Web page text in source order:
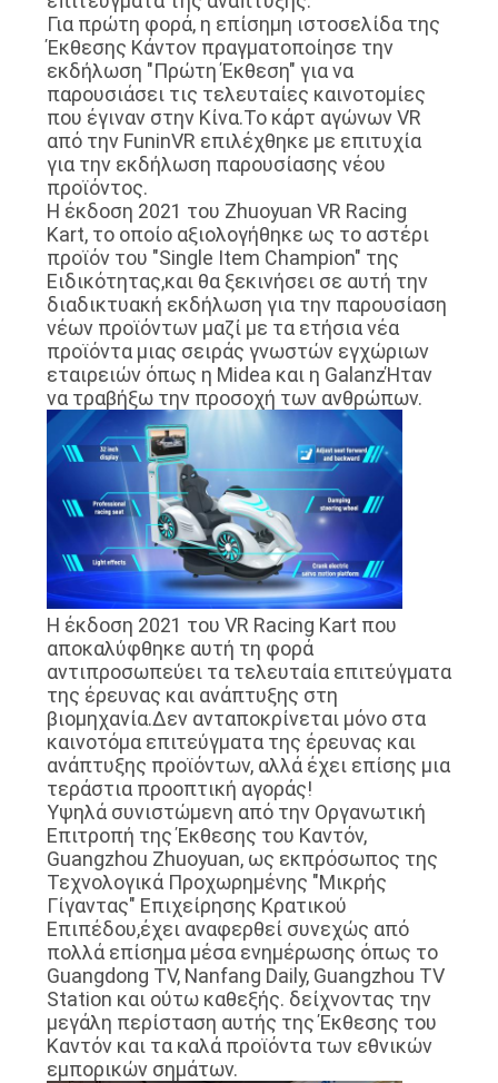
Για πρώτη φορά, η επίσημη ιστοσελίδα της
Έκθεσης Κάντον πραγματοποίησε την
εκδήλωση "Πρώτη Έκθεση" για να
παρουσιάσει τις τελευταίες καινοτομίες
που έγιναν στην Κίνα.Το κάρτ αγώνων VR
από την FuninVR επιλέχθηκε με επιτυχία
για την εκδήλωση παρουσίασης νέου
προϊόντος.
Η έκδοση 2021 του Zhuoyuan VR Racing
Kart, το οποίο αξιολογήθηκε ως το αστέρι
προϊόν του "Single Item Champion" της
Ειδικότητας,και θα ξεκινήσει σε αυτή την
διαδικτυακή εκδήλωση για την παρουσίαση
νέων προϊόντων μαζί με τα ετήσια νέα
προϊόντα μιας σειράς γνωστών εγχώριων
εταιρειών όπως η Midea και η GalanzΉταν
να τραβήξω την προσοχή των ανθρώπων.
Η έκδοση 2021 του VR Racing Kart που
αποκαλύφθηκε αυτή τη φορά
αντιπροσωπεύει τα τελευταία επιτεύγματα
της έρευνας και ανάπτυξης στη
βιομηχανία.Δεν ανταποκρίνεται μόνο στα
καινοτόμα επιτεύγματα της έρευνας και
ανάπτυξης προϊόντων, αλλά έχει επίσης μια
τεράστια προοπτική αγοράς!
Υψηλά συνιστώμενη από την Οργανωτική
Επιτροπή της Έκθεσης του Καντόν,
Guangzhou Zhuoyuan, ως εκπρόσωπος της
Τεχνολογικά Προχωρημένης "Μικρής
Γίγαντας" Επιχείρησης Κρατικού
Επιπέδου,έχει αναφερθεί συνεχώς από
πολλά επίσημα μέσα ενημέρωσης όπως το
Guangdong TV, Nanfang Daily, Guangzhou TV
Station και ούτω καθεξής. δείχνοντας την
μεγάλη περίσταση αυτής της Έκθεσης του
Καντόν και τα καλά προϊόντα των εθνικών
εμπορικών σημάτων.